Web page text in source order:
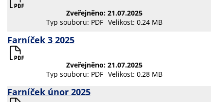
Zveřejněno: 21.07.2025
Typ souboru: PDF Velikost: 0,24 MB
Farníček 3 2025
Zveřejněno: 21.07.2025
Typ souboru: PDF Velikost: 0,28 MB
Farníček únor 2025